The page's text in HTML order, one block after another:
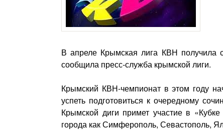
В апреле Крымская лига КВН получила
сообщила пресс-служба крымской лиги.
Крымский КВН-чемпионат в этом году
успеть подготовиться к очередному
Крымской диги примет участие в
города как Симферополь, Севастополь,